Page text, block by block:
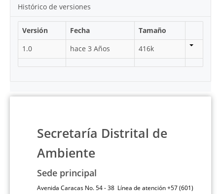
Histórico de versiones
Versión Fecha
Tamaño
1.0
hace 3 Años 416k
Secretaría Distrital de
Ambiente
Sede principal
Avenida Caracas No. 54 - 38 Línea de atención +57 (601)